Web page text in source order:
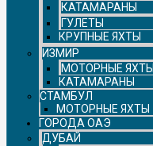
КАТАМАРАНЫ
ГУЛЕТЫ
КРУПНЫЕ ЯХТЫ
ИЗМИР
МОТОРНЫЕ ЯХТЫ
КАТАМАРАНЫ
СТАМБУЛ
МОТОРНЫЕ ЯХТЫ
ГОРОДА ОАЭ
ДУБАЙ